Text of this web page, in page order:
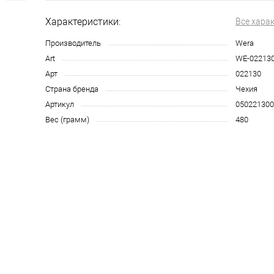
Характеристики: Все
Производитель
Wera
Art
WE-
Арт
022130
Страна бренда
Чехия
Артикул
Вес (грамм)
480